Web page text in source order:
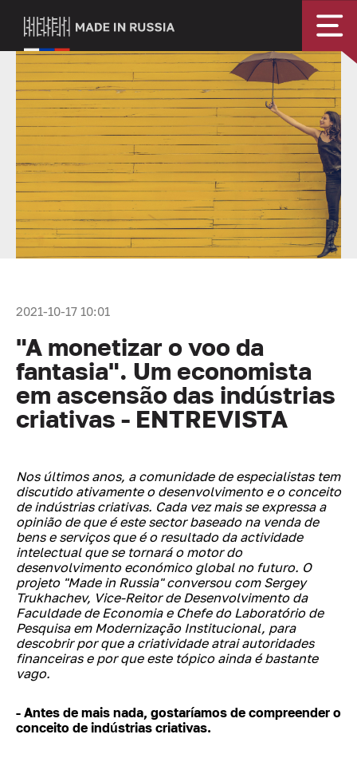
2021-10-17 10:01
"A monetizar o voo da
fantasia". Um economista
em ascensão das indústrias
criativas - ENTREVISTA
Nos últimos anos, a comunidade de especialistas tem
discutido ativamente o desenvolvimento e o conceito
de indústrias criativas. Cada vez mais se expressa a
opinião de que é este sector baseado na venda de
bens e serviços que é o resultado da actividade
intelectual que se tornará o motor do
desenvolvimento económico global no futuro. O
projeto "Made in Russia" conversou com Sergey
Trukhachev, Vice-Reitor de Desenvolvimento da
Faculdade de Economia e Chefe do Laboratório de
Pesquisa em Modernização Institucional, para
descobrir por que a criatividade atrai autoridades
financeiras e por que este tópico ainda é bastante
vago.
- Antes de mais nada, gostaríamos de compreender o
conceito de indústrias criativas.